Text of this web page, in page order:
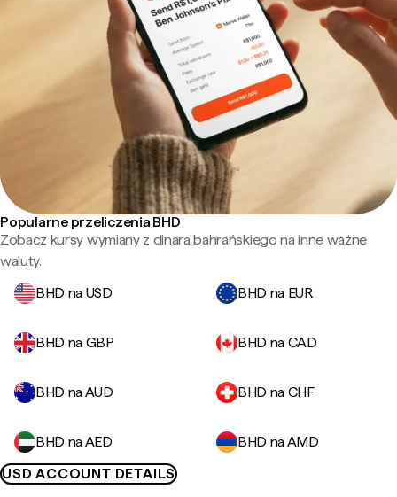
Popularne przeliczenia BHD
Zobacz kursy wymiany z dinara bahrańskiego na inne ważne
waluty.
BHD na USD
BHD na EUR
BHD na GBP BHD na CAD
BHD na AUD BHD na CHF
BHD na AED
BHD na AMD
USD ACCOUNT DETAILS